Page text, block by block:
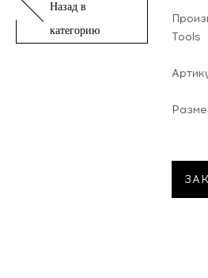
Назад в
категорию
Tools